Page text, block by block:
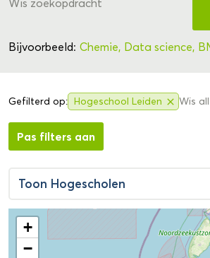
Wis zoekopdracht
Bijvoorbeeld: Chemie, Data science,
Gefilterd op: Hogeschool Leiden close Wis
Pas filters aan
Toon Hogescholen
+
−